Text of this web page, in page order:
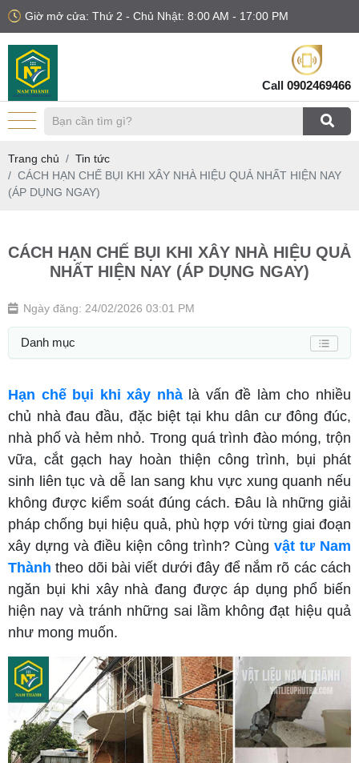
Giờ mở cửa: Thứ 2 - Chủ Nhật: 8:00 AM - 17:00 PM
Call 0902469466
Trang chủ
Tin tức
CÁCH HẠN CHẾ BỤI KHI XÂY NHÀ HIỆU QUẢ NHẤT HIỆN NAY
(ÁP DỤNG NGAY)
CÁCH HẠN CHẾ BỤI KHI XÂY NHÀ HIỆU QUẢ
NHẤT HIỆN NAY (ÁP DỤNG NGAY)
Ngày đăng: 24/02/2026 03:01 PM
Danh mục
Hạn chế bụi khi xây nhàlà vấn đề làm cho nhiều
chủ nhà đau đầu, đặc biệt tại khu dân cư đông đúc,
nhà phố và hẻm nhỏ. Trong quá trình đào móng, trộn
vữa, cắt gạch hay hoàn thiện công trình, bụi phát
sinh liên tục và dễ lan sang khu vực xung quanh nếu
không được kiểm soát đúng cách. Đâu là những giải
pháp chống bụi hiệu quả, phù hợp với từng giai đoạn
xây dựng và điều kiện công trình? Cùng vật tư Nam
Thành theo dõi bài viết dưới đây để nắm rõ các cách
ngăn bụi khi xây nhà đang được áp dụng phổ biến
hiện nay và tránh những sai lầm không đạt hiệu quả
như mong muốn.